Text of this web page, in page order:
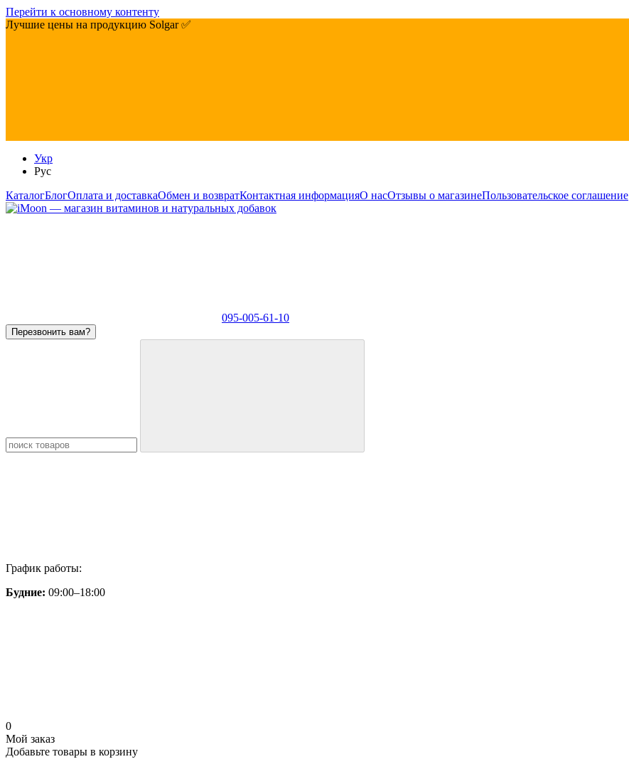
Перейти к основному контенту
Лучшие цены на продукцию Solgar ✅
Укр
Рус
КаталогБлогОплата и доставкаОбмен и возвратКонтактная информацияО насОтзывы о магазинеПользовательское соглашение
095-005-61-10
Перезвонить вам?
График работы:
Будние: 09:00–18:00
0
Мой заказ
Добавьте товары в корзину